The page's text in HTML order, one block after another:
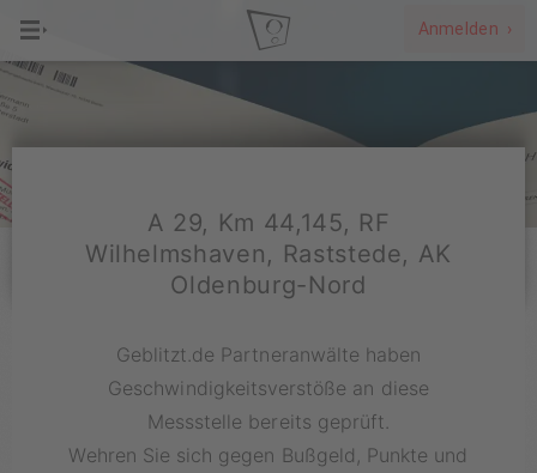
Anmelden ›
A 29, Km 44,145, RF
Wilhelmshaven, Raststede, AK
Oldenburg-Nord
Geblitzt.de Partneranwälte haben
Geschwindigkeitsverstöße an diese
Messstelle bereits geprüft.
Wehren Sie sich gegen Bußgeld, Punkte und